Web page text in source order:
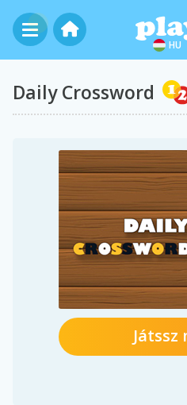
HU
Daily Crossword
Játssz